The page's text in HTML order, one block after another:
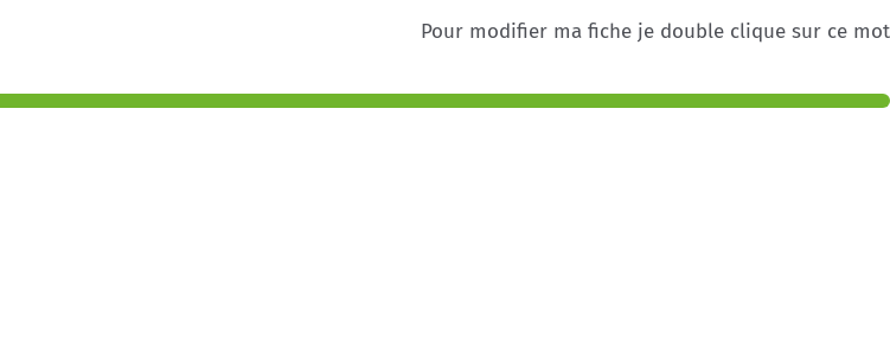
Pour modifier ma fiche je double clique sur ce mot